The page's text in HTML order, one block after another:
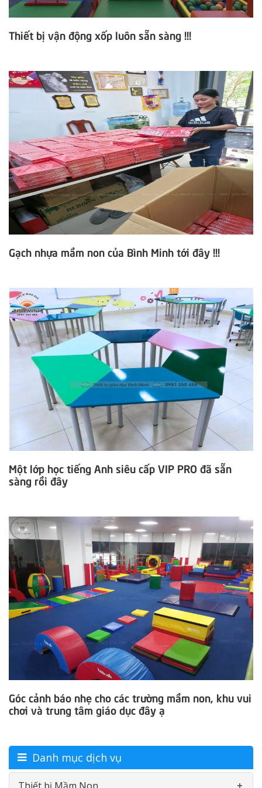
Thiết bị vận động xốp luôn sẵn sàng !!!
Gạch nhựa mầm non của Bình Minh tới đây !!!
Một lớp học tiếng Anh siêu cấp VIP PRO đã sẵn
sàng rồi đây
Góc cảnh báo nhẹ cho các trường mầm non, khu vui
chơi và trung tâm giáo dục đây ạ
Danh mục dịch vụ